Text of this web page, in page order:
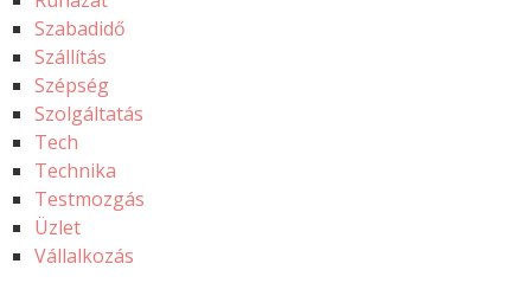
Szabadidő
Szállítás
Szépség
Szolgáltatás
Tech
Technika
Testmozgás
Üzlet
Vállalkozás